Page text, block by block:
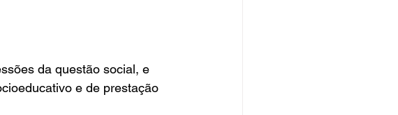
da questão social, e
e de prestação